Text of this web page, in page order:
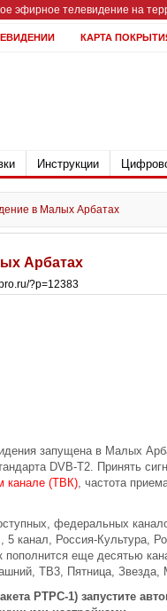
эфирное телевидение на
КАРТА
Инструкции
в Малых Арбатах
Арбатах
?p=12383
запущена в Малых
DVB-T2. Принять
канале (ТВК), частота
федеральных
канал, Россия-Культура,
пополнится еще десятью
ТВ3, Пятница,
РТРС-1) запустите